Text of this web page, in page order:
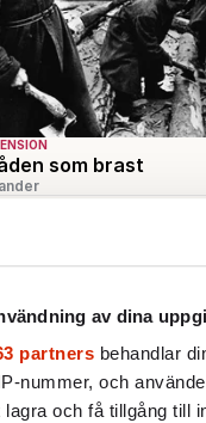
av dina
partners behandlar
nummer, och
och få tillgång till
som brast
är här – men var
Ja, AC är ett
På
arbetarklass